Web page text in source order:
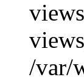
/var/